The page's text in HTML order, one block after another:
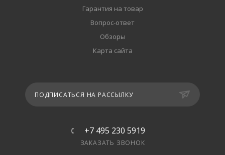
Гарантия на товар
Вопрос-ответ
Обзоры
Карта сайта
ПОДПИСАТЬСЯ НА РАССЫЛКУ
+7 495 230 5919
ЗАКАЗАТЬ ЗВОНОК